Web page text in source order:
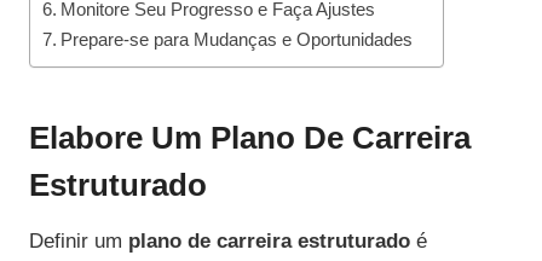
Monitore Seu Progresso e Faça Ajustes
Prepare-se para Mudanças e Oportunidades
Elabore Um Plano De Carreira
Estruturado
Definir um plano de carreira estruturado é